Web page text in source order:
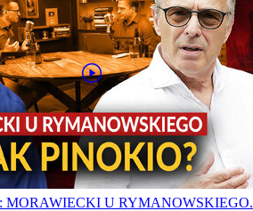
MORAWIECKI U RYMANOWSKIEGO.